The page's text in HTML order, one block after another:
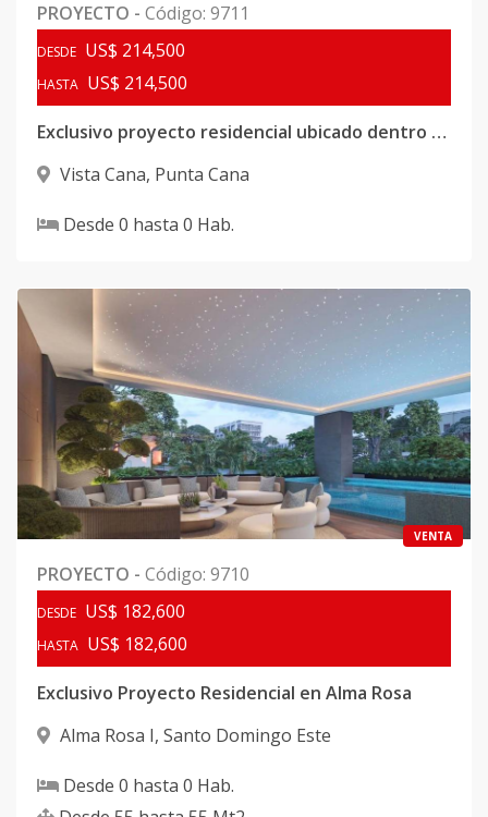
PROYECTO - Código: 9711
DESDE US$ 214,500
HASTA US$ 214,500
Exclusivo proyecto residencial ubicado dentro del prestigioso complejo Vistacana
Vista Cana, Punta Cana
Desde 0 hasta 0 Hab.
VENTA
PROYECTO - Código: 9710
DESDE US$ 182,600
HASTA US$ 182,600
Exclusivo Proyecto Residencial en Alma Rosa
Alma Rosa I, Santo Domingo Este
Desde 0 hasta 0 Hab.